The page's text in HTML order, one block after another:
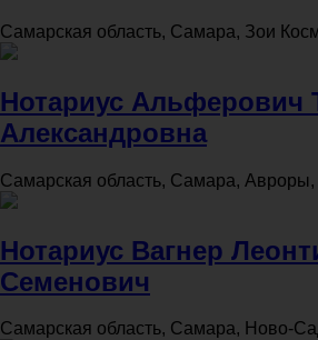
Самарская область, Самара, Зои
Нотариус Альферович
Александровна
Самарская область, Самара, Авроры,
Нотариус Вагнер
Семенович
Самарская область, Самара, Ново-